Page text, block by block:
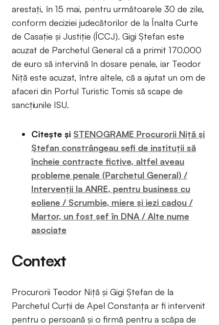
arestați, în 15 mai, pentru următoarele 30 de zile,
conform deciziei judecătorilor de la Înalta Curte
de Casație și Justiție (ÎCCJ). Gigi Ștefan este
acuzat de Parchetul General că a primit 170.000
de euro să intervină în dosare penale, iar Teodor
Niță este acuzat, între altele, că a ajutat un om de
afaceri din Portul Turistic Tomis să scape de
sancțiunile ISU.
Citește și STENOGRAME Procurorii Niță și
Ștefan constrângeau șefi de instituții să
încheie contracte fictive, altfel aveau
probleme penale (Parchetul General) /
Intervenții la ANRE, pentru business cu
eoliene / Scrumbie, miere și iezi cadou /
Martor, un fost șef în DNA / Alte nume
asociate
Context
Procurorii Teodor Niță și Gigi Ștefan de la
Parchetul Curții de Apel Constanța ar fi intervenit
pentru o persoană și o firmă pentru a scăpa de